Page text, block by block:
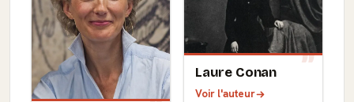
Laure Conan
Voir l'auteur